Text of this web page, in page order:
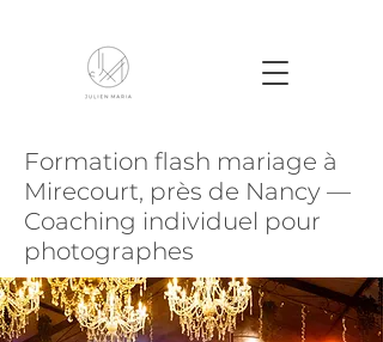
Formation flash mariage à
Mirecourt, près de Nancy —
Coaching individuel pour
photographes